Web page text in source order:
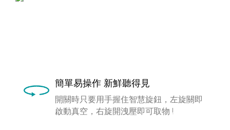
簡單易操作 新鮮聽得見
開關時只要用手握住智慧旋鈕，左旋關即
啟動真空，右旋開洩壓即可取物 !